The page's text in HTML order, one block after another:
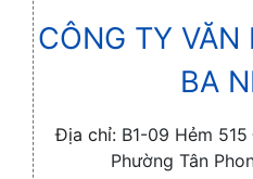
CÔNG TY VĂN
BA
Địa chỉ: B1-09 Hẻm
Phường Tân